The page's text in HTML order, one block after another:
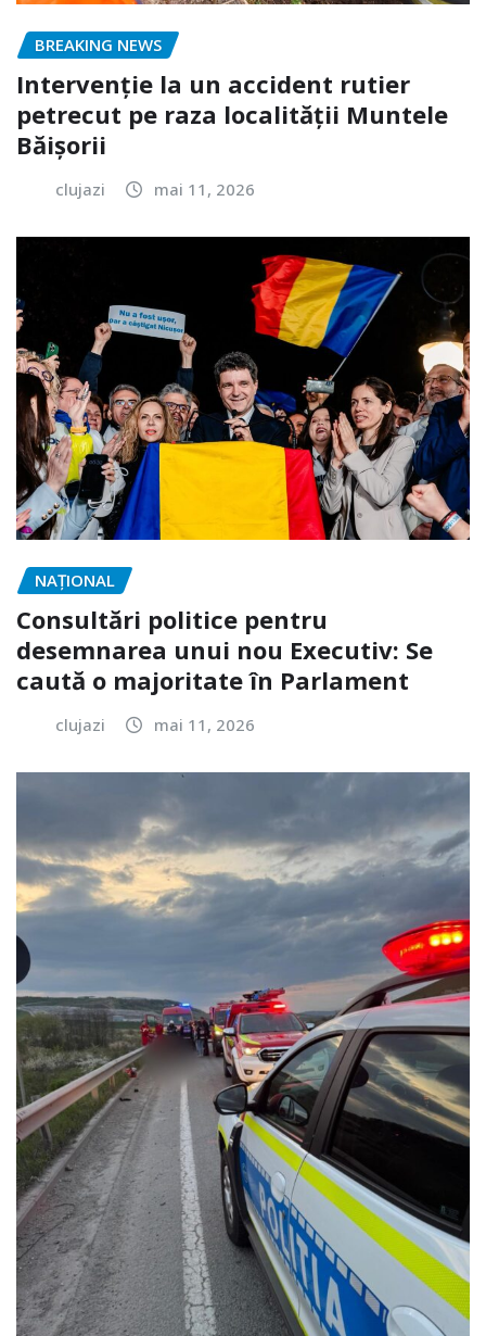
BREAKING NEWS
Intervenție la un accident rutier
petrecut pe raza localității Muntele
Băișorii
clujazi mai 11, 2026
NAŢIONAL
Consultări politice pentru
desemnarea unui nou Executiv: Se
caută o majoritate în Parlament
clujazi mai 11, 2026